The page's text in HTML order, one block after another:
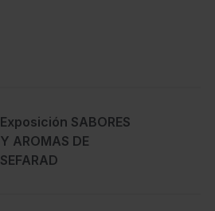
Exposición SABORES
Y AROMAS DE
SEFARAD